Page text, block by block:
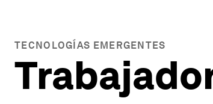
TECNOLOGÍAS EMERGENTES